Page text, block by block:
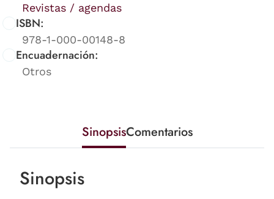
Revistas / agendas
ISBN:
978-1-000-00148-8
Encuadernación:
Otros
SinopsisComentarios
Sinopsis